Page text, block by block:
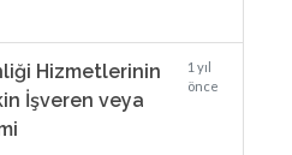
Hizmetlerinin
İşveren veya
1 yıl
önce